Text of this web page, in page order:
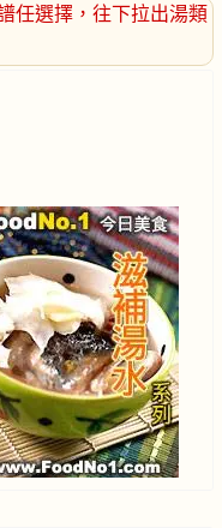
任選擇 ，往下拉出湯類